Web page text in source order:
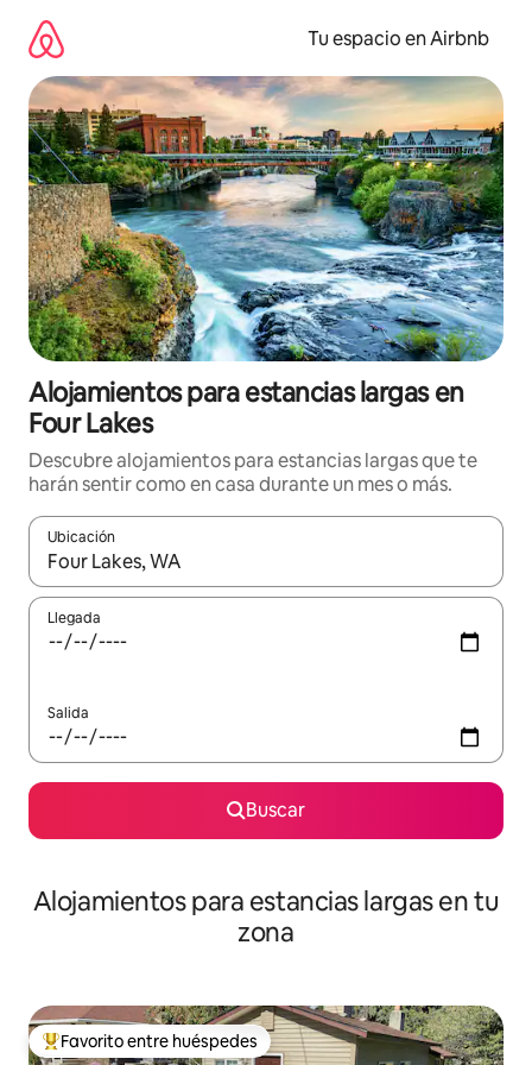
contenido
Tu espacio en Airbnb
Alojamientos para estancias largas en
Four Lakes
Descubre alojamientos para estancias largas que te
harán sentir como en casa durante un mes o más.
Ubicación
Cuando los resultados estén disponibles, podrás navegar
Llegada
Salida
Buscar
Alojamientos para estancias largas en tu
zona
De los mejores en Favorito entre huéspedes
Favorito entre huéspedes